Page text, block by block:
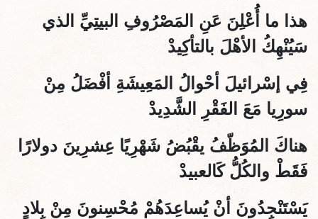
هذا ما أُعْلِنَ عَنِ المَصْرُوفِ البيتِيِّ الذي
سَيُنْهِكُ الأهْلَ بالتأكِيدْ
فِي إسْرائيلَ أحْوالُ المَعِيشَةِ أفْضَلُ مِنْ
سورِيا مَعَ الفَقْرِ الشَّدِيدْ
هناكَ المُوَظّفُ يقْبُضُ شَهْرِيًا عِشرِينَ دولارًا
فَقَطْ والكُلُّ كَالعبيدْ
يَسْتَنْجِدُونَ أنْ يُساعِدَهُمْ مُحْسِنونَ مِنْ بِلادٍ